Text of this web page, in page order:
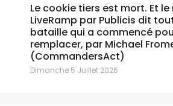
Le cookie tiers est mort. Et
LiveRamp par Publicis dit
bataille qui a commencé
remplacer, par Michael
(CommandersAct)
Dimanche 5 Juillet 2026